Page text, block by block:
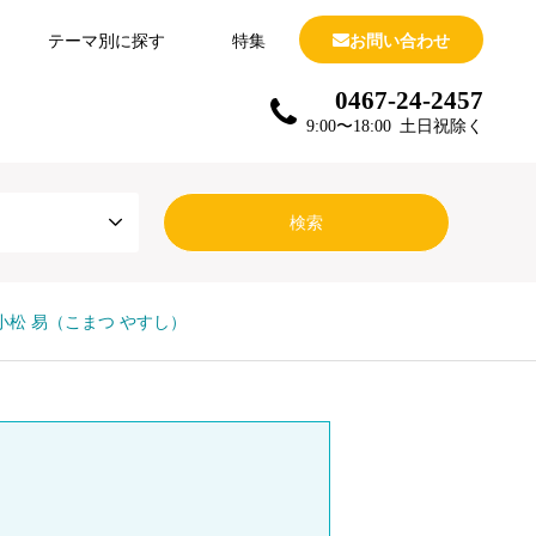
テーマ別に探す 特集 お問い合わせ
0467-24-2457
9:00〜18:00 土日祝除く
松 易（こまつ やすし）